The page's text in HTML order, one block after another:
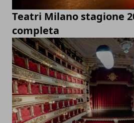
Teatri Milano stagione
completa